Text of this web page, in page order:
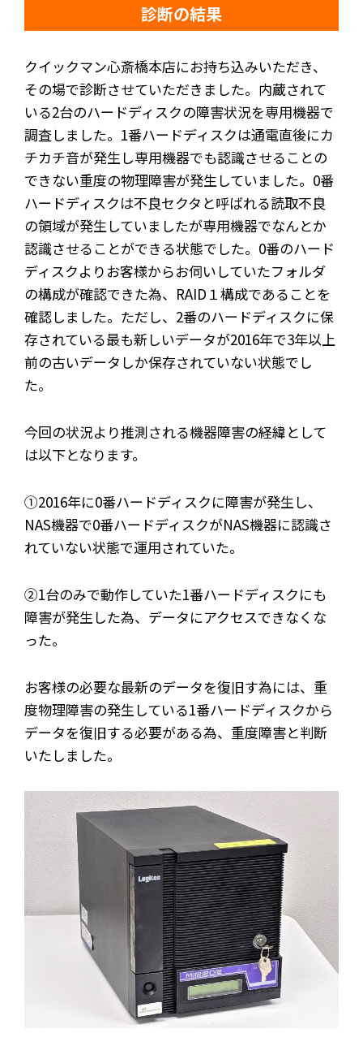
診断の結果
クイックマン心斎橋本店にお持ち込みいただき、
その場で診断させていただきました。内蔵されて
いる2台のハードディスクの障害状況を専用機器で
調査しました。1番ハードディスクは通電直後にカ
チカチ音が発生し専用機器でも認識させることの
できない重度の物理障害が発生していました。0番
ハードディスクは不良セクタと呼ばれる読取不良
の領域が発生していましたが専用機器でなんとか
認識させることができる状態でした。0番のハード
ディスクよりお客様からお伺いしていたフォルダ
の構成が確認できた為、RAID１構成であることを
確認しました。ただし、2番のハードディスクに保
存されている最も新しいデータが2016年で3年以上
前の古いデータしか保存されていない状態でし
た。
今回の状況より推測される機器障害の経緯として
は以下となります。
①2016年に0番ハードディスクに障害が発生し、
NAS機器で0番ハードディスクがNAS機器に認識さ
れていない状態で運用されていた。
②1台のみで動作していた1番ハードディスクにも
障害が発生した為、データにアクセスできなくな
った。
お客様の必要な最新のデータを復旧す為には、重
度物理障害の発生している1番ハードディスクから
データを復旧する必要がある為、重度障害と判断
いたしました。